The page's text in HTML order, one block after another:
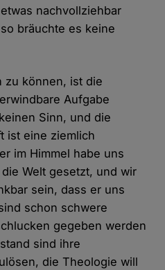
nachvollziehbar
bräuchte es keine
zu können, ist die
Aufgabe
Sinn, und die
ist eine ziemlich
im Himmel habe uns
Welt gesetzt, und wir
sein, dass er uns
schon schwere
gegeben werden
sind ihre
die Theologie will